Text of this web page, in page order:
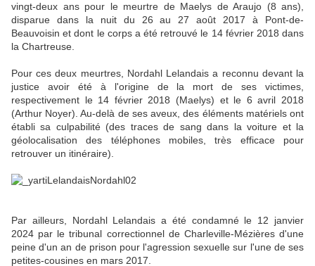
vingt-deux ans pour le meurtre de Maelys de Araujo (8 ans),
disparue dans la nuit du 26 au 27 août 2017 à Pont-de-
Beauvoisin et dont le corps a été retrouvé le 14 février 2018 dans
la Chartreuse.
Pour ces deux meurtres, Nordahl Lelandais a reconnu devant la
justice avoir été à l'origine de la mort de ses victimes,
respectivement le 14 février 2018 (Maelys) et le 6 avril 2018
(Arthur Noyer). Au-delà de ses aveux, des éléments matériels ont
établi sa culpabilité (des traces de sang dans la voiture et la
géolocalisation des téléphones mobiles, très efficace pour
retrouver un itinéraire).
Par ailleurs, Nordahl Lelandais a été condamné le 12 janvier
2024 par le tribunal correctionnel de Charleville-Mézières d'une
peine d'un an de prison pour l'agression sexuelle sur l'une de ses
petites-cousines en mars 2017.